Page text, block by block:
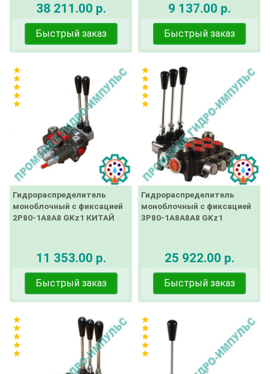
38 211.00 р.
Быстрый заказ
9 137.00 р.
Быстрый заказ
Гидрораспределитель
моноблочный с фиксацией
2Р80-1А8А8 GKz1 КИТАЙ
11 353.00 р.
star
star
star
star
star
Быстрый заказ
Гидрораспределитель
моноблочный с фиксацией
3Р80-1А8А8А8 GKz1
25 922.00 р.
star
star
star
star
star
Быстрый заказ
star
star
star
star
star
star
star
star
star
star